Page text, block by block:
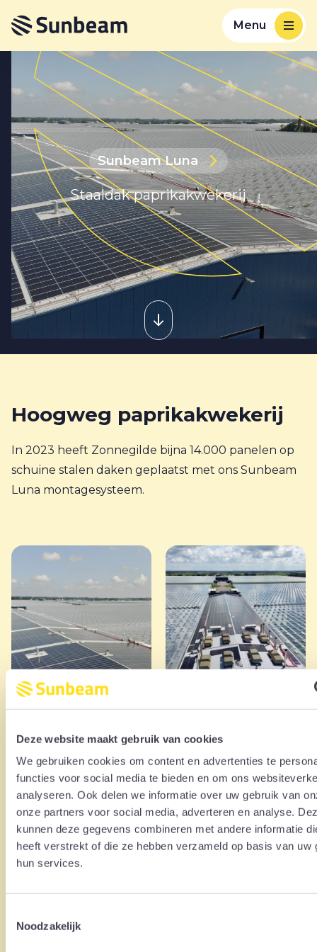
Deze website maakt gebruik van cookies
We gebruiken cookies om content en advertenties te
functies voor social media te bieden en om ons
analyseren. Ook delen we informatie over uw gebruik van
onze partners voor social media, adverteren en analyse.
kunnen deze gegevens combineren met andere informatie
heeft verstrekt of die ze hebben verzameld op basis van uw
hun services.
Noodzakelijk
Menu
Sunbeam Luna
Staaldak paprikakwekerij
Hoogweg paprikakwekerij
In 2023 heeft Zonnegilde bijna 14.000 panelen op
schuine stalen daken geplaatst met ons Sunbeam
Luna montagesysteem.